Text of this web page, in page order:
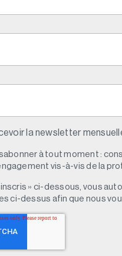
la newsletter
à tout moment :
vis-à-vis de la
» ci-dessous, vous
ci-dessus afin que nous